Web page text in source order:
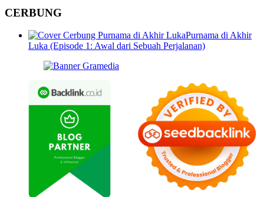
CERBUNG
Purnama di Akhir
Luka (Episode 1: Awal dari Sebuah Perjalanan)